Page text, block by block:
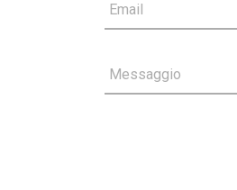
Email
Messaggio